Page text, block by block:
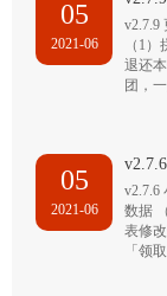
05
2021-06
v2.7.9
（1
退还
团，
05
2021-06
v2.7.6
数据
表修
「领